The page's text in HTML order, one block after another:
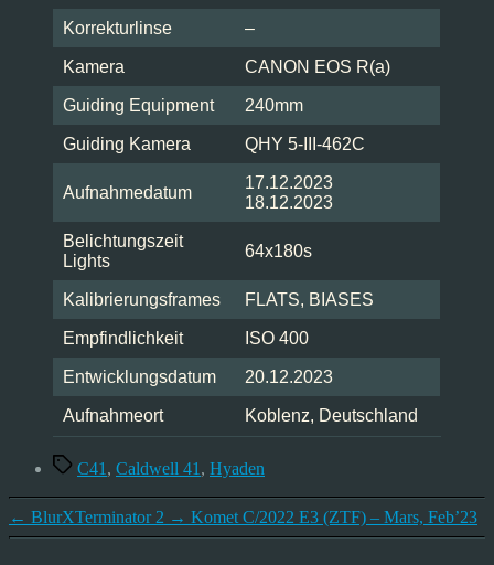
Korrekturlinse –
Kamera CANON EOS R(a)
Guiding Equipment 240mm
Guiding Kamera QHY 5-III-462C
Aufnahmedatum
17.12.2023
18.12.2023
Belichtungszeit
Lights
64x180s
Kalibrierungsframes FLATS, BIASES
Empfindlichkeit ISO 400
Entwicklungsdatum 20.12.2023
Aufnahmeort Koblenz, Deutschland
Schlagwörter
C41 , Caldwell 41 , Hyaden
← BlurXTerminator 2 → Komet C/2022 E3 (ZTF) – Mars, Feb’23